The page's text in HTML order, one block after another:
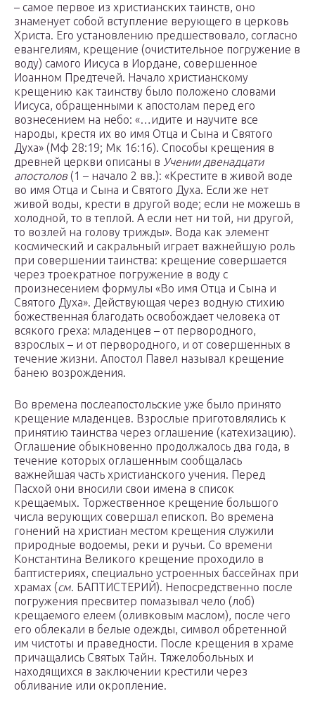
– самое первое из христианских таинств, оно
знаменует собой вступление верующего в церковь
Христа. Его установлению предшествовало, согласно
евангелиям, крещение (очистительное погружение в
воду) самого Иисуса в Иордане, совершенное
Иоанном Предтечей. Начало христианскому
крещению как таинству было положено словами
Иисуса, обращенными к апостолам перед его
вознесением на небо: «…идите и научите все
народы, крестя их во имя Отца и Сына и Святого
Духа» (Мф 28:19; Мк 16:16). Способы крещения в
древней церкви описаны в Учении двенадцати
апостолов (1 – начало 2 вв.): «Крестите в живой воде
во имя Отца и Сына и Святого Духа. Если же нет
живой воды, крести в другой воде; если не можешь в
холодной, то в теплой. А если нет ни той, ни другой,
то возлей на голову трижды». Вода как элемент
космический и сакральный играет важнейшую роль
при совершении таинства: крещение совершается
через троекратное погружение в воду с
произнесением формулы «Во имя Отца и Сына и
Святого Духа». Действующая через водную стихию
божественная благодать освобождает человека от
всякого греха: младенцев – от первородного,
взрослых – и от первородного, и от совершенных в
течение жизни. Апостол Павел называл крещение
банею возрождения.
Во времена послеапостольские уже было принято
крещение младенцев. Взрослые приготовлялись к
принятию таинства через оглашение (катехизацию).
Оглашение обыкновенно продолжалось два года, в
течение которых оглашенным сообщалась
важнейшая часть христианского учения. Перед
Пасхой они вносили свои имена в список
крещаемых. Торжественное крещение большого
числа верующих совершал епископ. Во времена
гонений на христиан местом крещения служили
природные водоемы, реки и ручьи. Со времени
Константина Великого крещение проходило в
баптистериях, специально устроенных бассейнах при
храмах (см. БАПТИСТЕРИЙ). Непосредственно после
погружения пресвитер помазывал чело (лоб)
крещаемого елеем (оливковым маслом), после чего
его облекали в белые одежды, символ обретенной
им чистоты и праведности. После крещения в храме
причащались Святых Тайн. Тяжелобольных и
находящихся в заключении крестили через
обливание или окропление.